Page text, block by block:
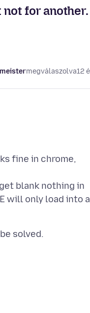
not for another.
megválaszolva12
fine in chrome,
blank nothing in
will only load into a